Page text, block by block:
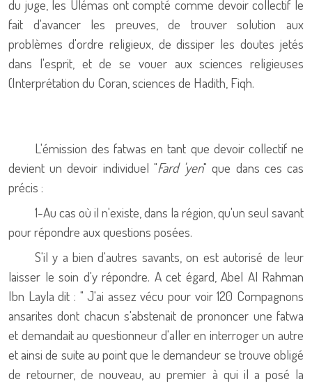
du juge, les Ulémas ont compté comme devoir collectif le
fait d'avancer les preuves, de trouver solution aux
problèmes d'ordre religieux, de dissiper les doutes jetés
dans l'esprit, et de se vouer aux sciences religieuses
(Interprétation du Coran, sciences de Hadith, Fiqh.
L'émission des fatwas en tant que devoir collectif ne
devient un devoir individuel "Fard 'yen" que dans ces cas
précis :
1-Au cas où il n'existe, dans la région, qu'un seul savant
pour répondre aux questions posées.
S'il y a bien d'autres savants, on est autorisé de leur
laisser le soin d'y répondre. A cet égard, Abel Al Rahman
Ibn Layla dit : " J'ai assez vécu pour voir 120 Compagnons
ansarites dont chacun s'abstenait de prononcer une fatwa
et demandait au questionneur d'aller en interroger un autre
et ainsi de suite au point que le demandeur se trouve obligé
de retourner, de nouveau, au premier à qui il a posé la